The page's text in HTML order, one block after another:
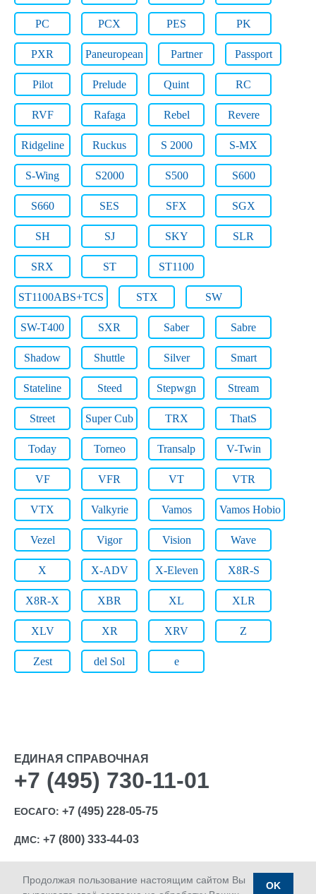
PC PCX PES PK
PXR Paneuropean Partner Passport
Pilot Prelude Quint RC
RVF Rafaga Rebel Revere
Ridgeline Ruckus S 2000 S-MX
S-Wing S2000 S500 S600
S660 SES SFX SGX
SH SJ SKY SLR
SRX ST ST1100
ST1100ABS+TCS STX SW
SW-T400 SXR Saber Sabre
Shadow Shuttle Silver Smart
Stateline Steed Stepwgn Stream
Street Super Cub TRX ThatS
Today Torneo Transalp V-Twin
VF VFR VT VTR
VTX Valkyrie Vamos Vamos Hobio
Vezel Vigor Vision Wave
X X-ADV X-Eleven X8R-S
X8R-X XBR XL XLR
XLV XR XRV Z
Zest del Sol e
Продолжая пользование настоящим сайтом Вы
OK
ЕДИНАЯ СПРАВОЧНАЯ
+7 (495) 730-11-01
ЕОСАГО: +7 (495) 228-05-75
ДМС: +7 (800) 333-44-03